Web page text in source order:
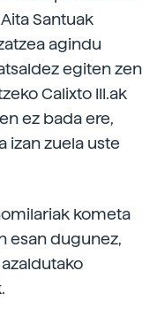
Aita Santuak
agindu
egiten zen
Calixto III.ak
ez bada ere,
izan zuela uste
kometa
esan dugunez,